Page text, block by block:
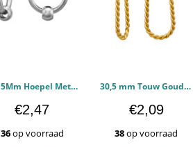
2X15Mm Hoepel Met 5mm Bal - 316L chirurgisch roestvrij staal Oorbellen PCJW51436
€2,47
36op voorraad
30,5 mm Touw Goudkleurig Frans Slot - 316L chirurgisch roestvrij staal Oorbellen PCJW51298
€2,09
38op voorraad